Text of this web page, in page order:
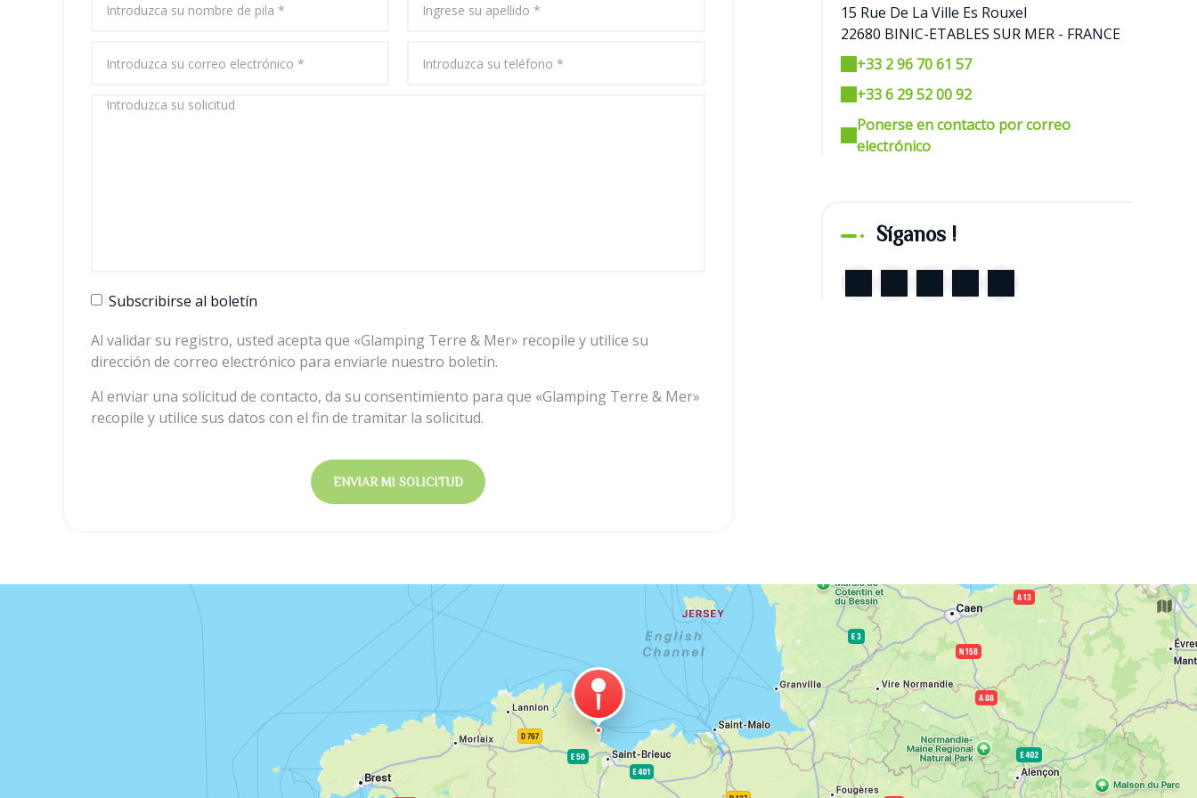
Subscribirse al boletín
Al validar su registro, usted acepta que «Glamping Terre & Mer» recopile y utilice su
dirección de correo electrónico para enviarle nuestro boletín.
Al enviar una solicitud de contacto, da su consentimiento para que «Glamping Terre & Mer»
recopile y utilice sus datos con el fin de tramitar la solicitud.
15 Rue De La Ville Es Rouxel
22680 BINIC-ETABLES SUR MER - FRANCE
+33 2 96 70 61 57
+33 6 29 52 00 92
Ponerse en contacto por correo
electrónico
Síganos !